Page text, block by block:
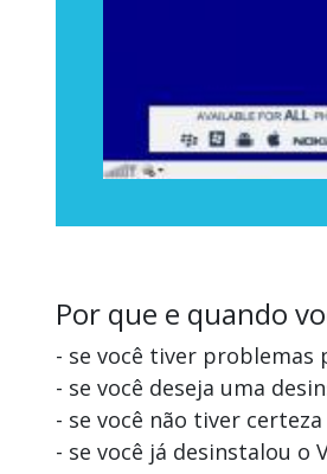
Por que e quando
- se você tiver problemas
- se você deseja uma
- se você não tiver
- se você já desinstalou